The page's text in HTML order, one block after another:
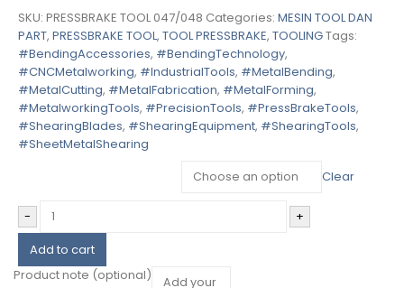
SKU: PRESSBRAKE TOOL 047/048 Categories: MESIN TOOL DAN
PART, PRESSBRAKE TOOL, TOOL PRESSBRAKE, TOOLINGTags:
#BendingAccessories, #BendingTechnology,
#CNCMetalworking, #IndustrialTools, #MetalBending,
#MetalCutting, #MetalFabrication, #MetalForming,
#MetalworkingTools, #PrecisionTools, #PressBrakeTools,
#ShearingBlades, #ShearingEquipment, #ShearingTools,
#SheetMetalShearing
Clear
-
+
Add to cart
Product note (optional)